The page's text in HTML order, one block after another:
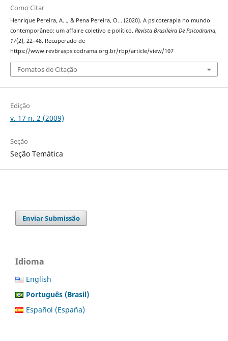
Como Citar
Henrique Pereira, A. ., & Pena Pereira, O. . (2020). A psicoterapia no mundo
contemporâneo: um affaire coletivo e político. Revista Brasileira De Psicodrama,
17(2), 22–48. Recuperado de
https://www.revbraspsicodrama.org.br/rbp/article/view/107
Fomatos de Citação
Edição
v. 17 n. 2 (2009)
Seção
Seção Temática
Enviar Submissão
Idioma
English
Português (Brasil)
Español (España)